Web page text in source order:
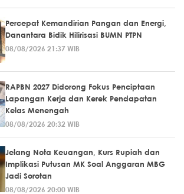
Percepat Kemandirian Pangan dan Energi,
Danantara Bidik Hilirisasi BUMN PTPN
08/08/2026 21:37 WIB
RAPBN 2027 Didorong Fokus Penciptaan
Lapangan Kerja dan Kerek Pendapatan
Kelas Menengah
08/08/2026 20:32 WIB
Jelang Nota Keuangan, Kurs Rupiah dan
Implikasi Putusan MK Soal Anggaran MBG
Jadi Sorotan
08/08/2026 20:00 WIB